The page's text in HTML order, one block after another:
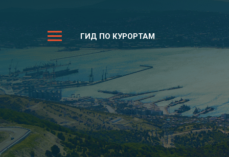
ГИД ПО КУРОРТАМ